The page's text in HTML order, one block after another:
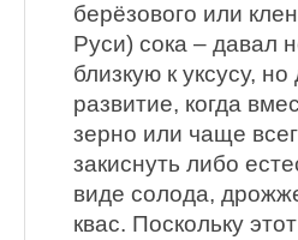
берёзового или
Руси) сока – давал
близкую к уксусу,
развитие, когда
зерно или чаще
закиснуть либо
виде солода,
квас. Поскольку